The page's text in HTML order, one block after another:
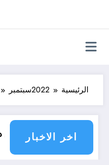
الرئيسية 2022سبتمبر
اخر الاخبار
دولي يناشدون؟